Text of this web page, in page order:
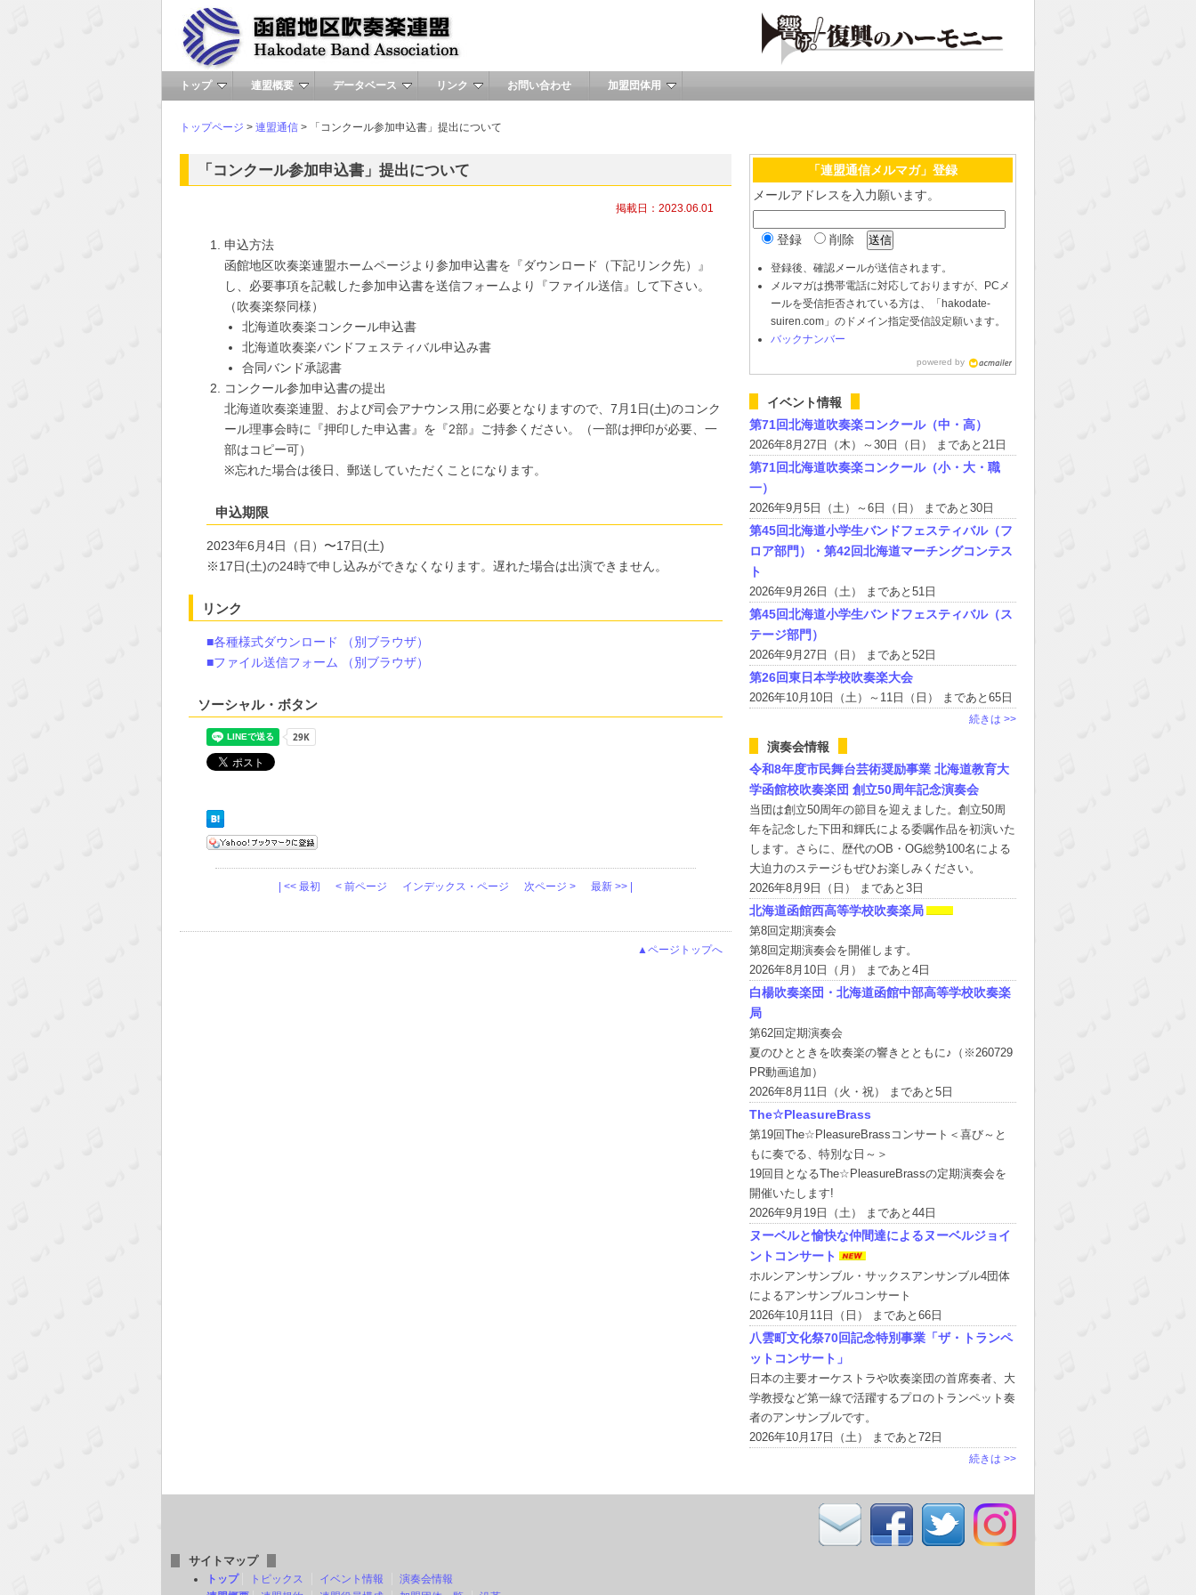
トップ 連盟概要 データベース リンク お問い合わせ 加盟団体用
トップページ > 連盟通信 > 「コンクール参加申込書」提出について
「コンクール参加申込書」提出について
掲載日：2023.06.01
申込方法
函館地区吹奏楽連盟ホームページより参加申込書を『ダウンロード（下記リンク先）』
し、必要事項を記載した参加申込書を送信フォームより『ファイル送信』して下さい。
（吹奏楽祭同様）
北海道吹奏楽コンクール申込書
北海道吹奏楽バンドフェスティバル申込み書
合同バンド承認書
コンクール参加申込書の提出
北海道吹奏楽連盟、および司会アナウンス用に必要となりますので、7月1日(土)のコンク
ール理事会時に『押印した申込書』を『2部』ご持参ください。（一部は押印が必要、一
部はコピー可）
※忘れた場合は後日、郵送していただくことになります。
申込期限
2023年6月4日（日）〜17日(土)
※17日(土)の24時で申し込みができなくなります。遅れた場合は出演できません。
リンク
■各種様式ダウンロード
（別ブラウザ）
■ファイル送信フォーム
（別ブラウザ）
ソーシャル・ボタン
| << 最初 < 前ページ インデックス・ページ 次ページ > 最新 >> |
▲ページトップへ
「連盟通信メルマガ」登録
メールアドレスを入力願います。
登録 削除
登録後、確認メールが送信されます。
メルマガは携帯電話に対応しておりますが、PCメ
ールを受信拒否されている方は、「hakodate-
suiren.com」のドメイン指定受信設定願います。
バックナンバー
powered by
イベント情報
第71回北海道吹奏楽コンクール（中・高）
2026年8月27日（木）～30日（日） まであと21日
第71回北海道吹奏楽コンクール（小・大・職
一）
2026年9月5日（土）～6日（日） まであと30日
第45回北海道⼩学⽣バンドフェスティバル（フ
ロア部⾨）・第42回北海道マーチングコンテス
ト
2026年9月26日（土） まであと51日
第45回北海道⼩学⽣バンドフェスティバル（ス
テージ部⾨）
2026年9月27日（日） まであと52日
第26回東⽇本学校吹奏楽⼤会
2026年10月10日（土）～11日（日） まであと65日
続きは >>
演奏会情報
令和8年度市民舞台芸術奨励事業 北海道教育大
学函館校吹奏楽団 創立50周年記念演奏会
当団は創立50周年の節目を迎えました。創立50周
年を記念した下田和輝氏による委嘱作品を初演いた
します。さらに、歴代のOB・OG総勢100名による
大迫力のステージもぜひお楽しみください。
2026年8月9日（日） まであと3日
北海道函館西高等学校吹奏楽局
第8回定期演奏会
第8回定期演奏会を開催します。
2026年8月10日（月） まであと4日
白楊吹奏楽団・北海道函館中部高等学校吹奏楽
局
第62回定期演奏会
夏のひとときを吹奏楽の響きとともに♪（※260729
PR動画追加）
2026年8月11日（火・祝） まであと5日
The☆PleasureBrass
第19回The☆PleasureBrassコンサート＜喜び～と
もに奏でる、特別な日～＞
19回目となるThe☆PleasureBrassの定期演奏会を
開催いたします!
2026年9月19日（土） まであと44日
ヌーベルと愉快な仲間達によるヌーベルジョイ
ントコンサート
ホルンアンサンブル・サックスアンサンブル4団体
によるアンサンブルコンサート
2026年10月11日（日） まであと66日
八雲町文化祭70回記念特別事業「ザ・トランペ
ットコンサート」
日本の主要オーケストラや吹奏楽団の首席奏者、大
学教授など第一線で活躍するプロのトランペット奏
者のアンサンブルです。
2026年10月17日（土） まであと72日
続きは >>
サイトマップ
トップ トピックス イベント情報
演奏会情報